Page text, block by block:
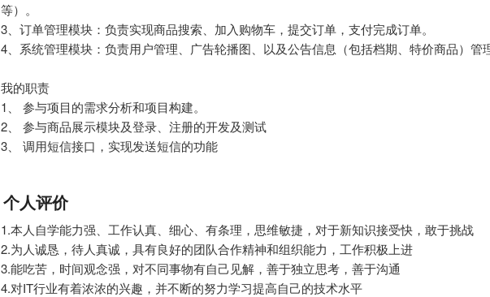
等）。
3、订单管理模块：负责实现商品搜索、加入购物车，提交订单，支付完成订单。
4、系统管理模块：负责用户管理、广告轮播图、以及公告信息（包括档期、特价商品）管理
我的职责
1、 参与项目的需求分析和项目构建。
2、 参与商品展示模块及登录、注册的开发及测试
3、 调用短信接口，实现发送短信的功能
个人评价
1.本人自学能力强、工作认真、细心、有条理，思维敏捷，对于新知识接受快，敢于挑战
2.为人诚恳，待人真诚，具有良好的团队合作精神和组织能力，工作积极上进
3.能吃苦，时间观念强，对不同事物有自己见解，善于独立思考，善于沟通
4.对IT行业有着浓浓的兴趣，并不断的努力学习提高自己的技术水平